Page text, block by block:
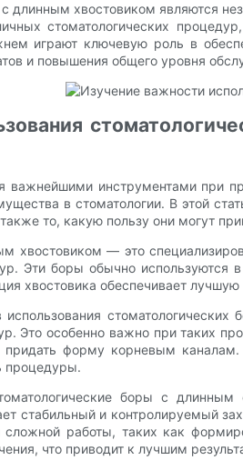
длинным хвостовиком являются
стоматологических
играют ключевую роль в
и повышения общего уровня
важнейшими инструментами при
в стоматологии. В этой
то, какую пользу они могут
хвостовиком — это
Эти боры обычно используются
хвостовика обеспечивает
Это особенно важно при таких
придать форму корневым
процедуры.
боры с
стабильный и контролируемый
работы, таких как
что приводит к лучшим